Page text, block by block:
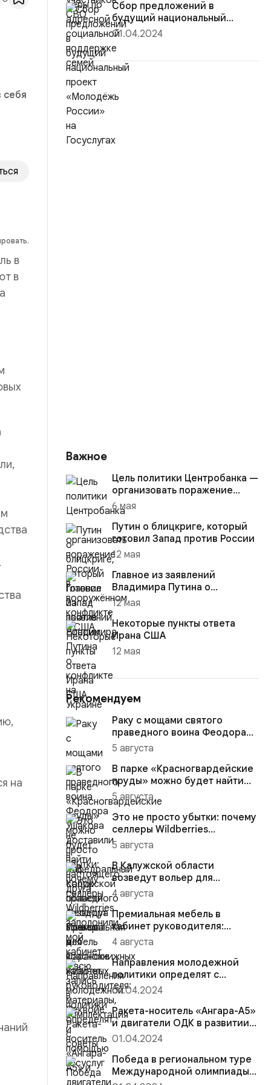
себя
в
в
на
Сбор предложений в
будущий национальный
проект «Молодёж...
01.04.2024
Важное
Цель политики Центробанка —
организовать поражение
России в вооружённом
конфликте с США
6 мая
Путин о блицкриге, который
готовил Запад против России
12 мая
Главное из заявлений
Владимира Путина о
конфликте на Украине
12 мая
Некоторые пункты ответа
Ирана США
12 мая
Рекомендуем
Раку с мощами святого
праведного воина Феодора
Ушакова доставили в
Кафедраль...
5 августа
В парке «Красногвардейские
пруды» можно будет найти
настоящего друга
5 августа
Это не просто убытки: почему
селлеры Wildberries
заполонили мой кабинет и
5 августа
В Калужской области
возведут вольер для
краснокнижных животных
4 августа
Премиальная мебель в
кабинет руководителя:
материалы, комплектация и
советы
4 августа
Направления молодежной
политики определят с
помощью госуслуг
01.04.2024
Ракета-носитель «Ангара-А5»
и двигатели ОДК в развитии
космической отрасли
01.04.2024
Победа в региональном туре
Международной олимпиады